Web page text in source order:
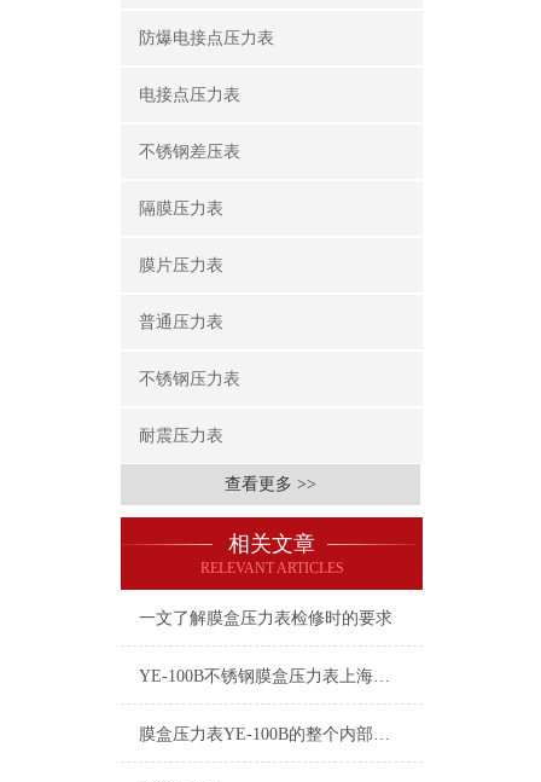
防爆电接点压力表
电接点压力表
不锈钢差压表
隔膜压力表
膜片压力表
普通压力表
不锈钢压力表
耐震压力表
查看更多 >>
相关文章
RELEVANT ARTICLES
一文了解膜盒压力表检修时的要求
YE-100B不锈钢膜盒压力表上海自动化仪表四厂白云牌技术参数指标
膜盒压力表YE-100B的整个内部结构其实非常的简单